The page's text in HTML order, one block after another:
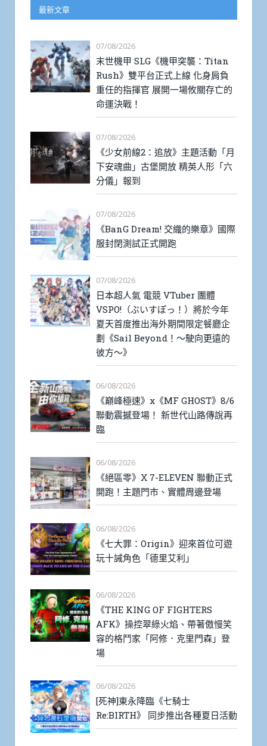
最新文章
07/08/2026
末世機甲 SLG《機甲突襲：Titan
Rush》雙平台正式上線 化身肩負
重任的指揮官 展開一場攸關存亡的
命運決戰！
07/08/2026
《少女前線2：追放》主題活動「月
下安魂曲」古堡開放 精英人形「六
分儀」報到
07/08/2026
《BanG Dream! 交織的樂章》國際
服封閉測試正式開跑
07/08/2026
日本超人氣 電競 VTuber 團體
VSPO!（ぶいすぽっ！）將於今年
夏天首度推出海外期間限定餐廳企
劃《Sail Beyond！～駛向更遠的
彼方～》
06/08/2026
《巔峰極速》x《MF GHOST》8/6
聯動震撼登場！ 新世代山路傳說再
臨
06/08/2026
《絕區零》X 7-ELEVEN 聯動正式
開跑！主題門市、實體周邊登場
06/08/2026
《七大罪：Origin》迎來首位可遊
玩十誡角色「德里艾利」
06/08/2026
《THE KING OF FIGHTERS
AFK》操控翠綠火焰、帶著傲慢笑
容的格鬥家「阿修．克里門森」登
場
06/08/2026
[死神]東永降臨《七騎士
Re:BIRTH》 同步推出各種夏日活動